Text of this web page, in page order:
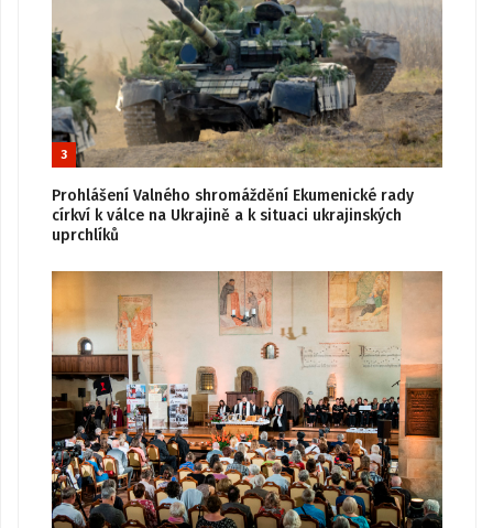
3
Prohlášení Valného shromáždění Ekumenické rady
církví k válce na Ukrajině a k situaci ukrajinských
uprchlíků